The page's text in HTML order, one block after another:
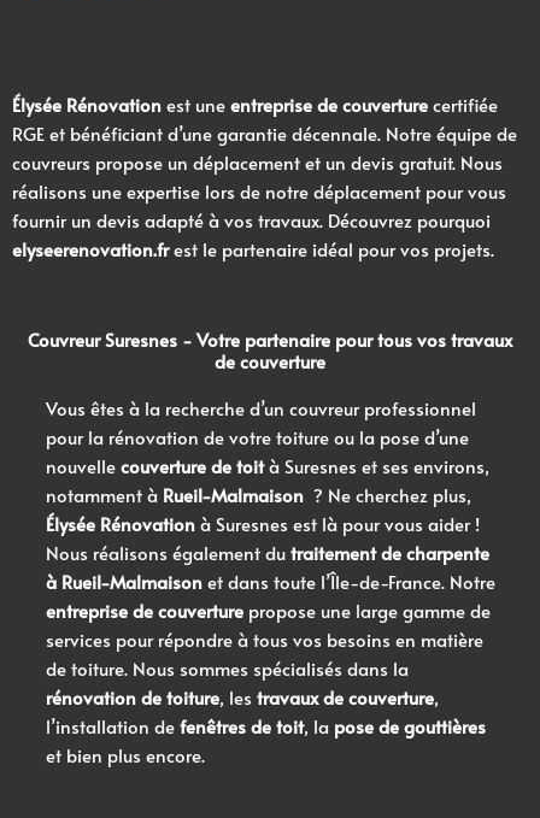
Élysée Rénovation est une entreprise de couverture certifiée
RGE et bénéficiant d’une garantie décennale. Notre équipe de
couvreurs propose un déplacement et un devis gratuit. Nous
réalisons une expertise lors de notre déplacement pour vous
fournir un devis adapté à vos travaux. Découvrez pourquoi
elyseerenovation.frest le partenaire idéal pour vos projets.
Couvreur Suresnes - Votre partenaire pour tous vos travaux
de couverture
Vous êtes à la recherche d’un couvreur professionnel
pour la rénovation de votre toiture ou la pose d’une
nouvelle couverture de toità Suresnes et ses environs,
notamment à Rueil-Malmaison ? Ne cherchez plus,
Élysée Rénovation à Suresnes est là pour vous aider !
Nous réalisons également du traitement de charpente
à Rueil-Malmaison et dans toute l’Île-de-France. Notre
entreprise de couverture propose une large gamme de
services pour répondre à tous vos besoins en matière
de toiture. Nous sommes spécialisés dans la
rénovation de toiture, les travaux de couverture,
l’installation de fenêtres de toit, la pose de gouttières
et bien plus encore.